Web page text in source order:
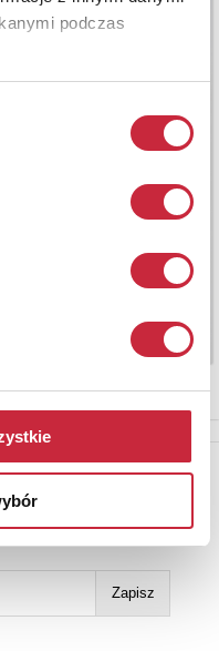
podczas
aukcjach, prosimy podać